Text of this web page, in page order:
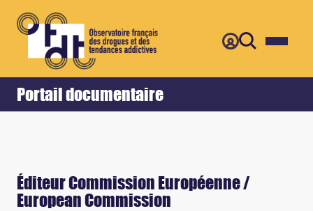
Portail documentaire
Accueil Retour
Éditeur Commission Européenne /
European Commission